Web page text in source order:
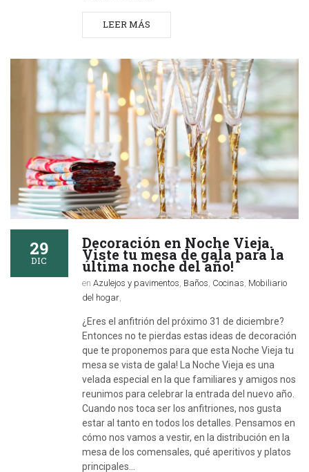
LEER MÁS
29
DIC
Decoración en Noche Vieja.
Viste tu mesa de gala para la
última noche del año!
en Azulejos y pavimentos Baños Cocinas Mobiliario
del hogar,
¿Eres el anfitrión del próximo 31 de diciembre?
Entonces no te pierdas estas ideas de decoración
que te proponemos para que esta Noche Vieja tu
mesa se vista de gala! La Noche Vieja es una
velada especial en la que familiares y amigos nos
reunimos para celebrar la entrada del nuevo año.
Cuando nos toca ser los anfitriones, nos gusta
estar al tanto en todos los detalles. Pensamos en
cómo nos vamos a vestir, en la distribución en la
mesa de los comensales, qué aperitivos y platos
principales…